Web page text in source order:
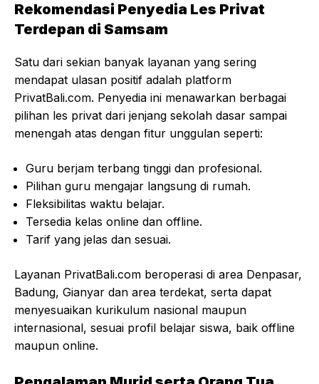
Rekomendasi Penyedia Les Privat
Terdepan di Samsam
Satu dari sekian banyak layanan yang sering
mendapat ulasan positif adalah platform
PrivatBali.com. Penyedia ini menawarkan berbagai
pilihan les privat dari jenjang sekolah dasar sampai
menengah atas dengan fitur unggulan seperti:
Guru berjam terbang tinggi dan profesional.
Pilihan guru mengajar langsung di rumah.
Fleksibilitas waktu belajar.
Tersedia kelas online dan offline.
Tarif yang jelas dan sesuai.
Layanan PrivatBali.com beroperasi di area Denpasar,
Badung, Gianyar dan area terdekat, serta dapat
menyesuaikan kurikulum nasional maupun
internasional, sesuai profil belajar siswa, baik offline
maupun online.